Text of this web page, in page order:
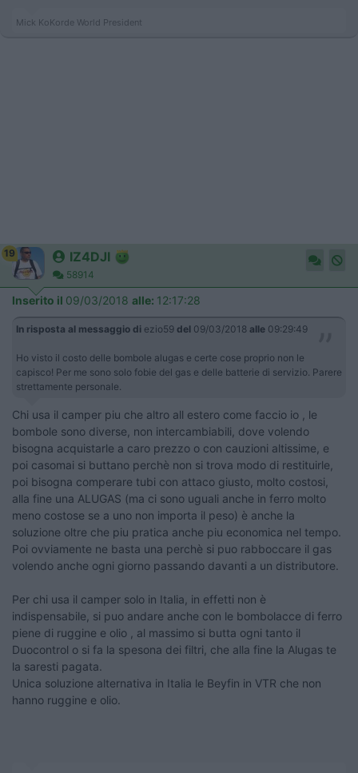
Mick KoKorde World President
19 IZ4DJI
58914
Inserito il 09/03/2018 alle: 12:17:28
In risposta al messaggio di ezio59 del 09/03/2018 alle 09:29:49
Ho visto il costo delle bombole alugas e certe cose proprio non le
capisco! Per me sono solo fobie del gas e delle batterie di servizio. Parere
strettamente personale.
Chi usa il camper piu che altro all estero come faccio io , le
bombole sono diverse, non intercambiabili, dove volendo
bisogna acquistarle a caro prezzo o con cauzioni altissime, e
poi casomai si buttano perchè non si trova modo di restituirle,
poi bisogna comperare tubi con attaco giusto, molto costosi,
alla fine una ALUGAS (ma ci sono uguali anche in ferro molto
meno costose se a uno non importa il peso) è anche la
soluzione oltre che piu pratica anche piu economica nel tempo.
Poi ovviamente ne basta una perchè si puo rabboccare il gas
volendo anche ogni giorno passando davanti a un distributore.
Per chi usa il camper solo in Italia, in effetti non è
indispensabile, si puo andare anche con le bombolacce di ferro
piene di ruggine e olio , al massimo si butta ogni tanto il
Duocontrol o si fa la spesona dei filtri, che alla fine la Alugas te
la saresti pagata.
Unica soluzione alternativa in Italia le Beyfin in VTR che non
hanno ruggine e olio.